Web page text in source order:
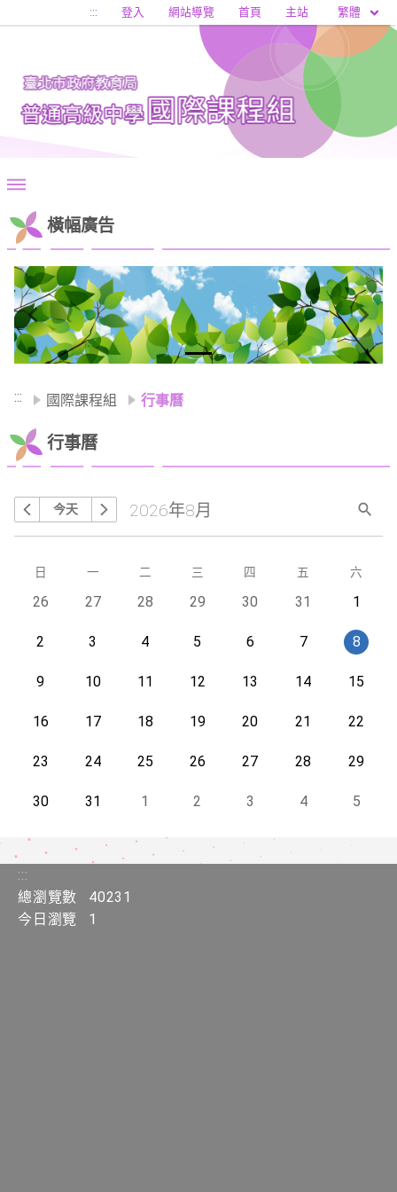
移至網頁之主要內容區位置
::: 登入 網站導覽 首頁 主站 繁體
橫幅廣告
Previous Next
::: 國際課程組 行事曆
行事曆
今天
2026年8月
星期
日 星期
一 星期
二 星期
三 星期
四 星期
五 星期
六
今天
26 今天
27 今天
28 今天
29 今天
30 今天
31 今天
1
今天
2 今天
3 今天
4 今天
5 今天
6 今天
7 今天
8
今天
9 今天
10 今天
11 今天
12 今天
13 今天
14 今天
15
今天
16 今天
17 今天
18 今天
19 今天
20 今天
21 今天
22
今天
23 今天
24 今天
25 今天
26 今天
27 今天
28 今天
29
今天
30 今天
31 今天
1 今天
2 今天
3 今天
4 今天
5
:::
總瀏覽數
40231
今日瀏覽
1